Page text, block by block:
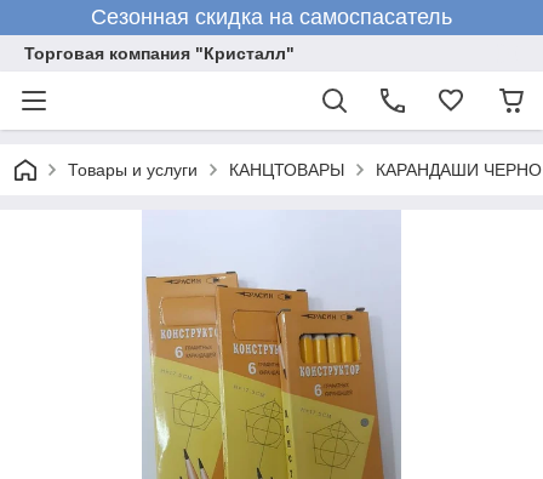
Сезонная скидка на самоспасатель
Торговая компания "Кристалл"
Товары и услуги КАНЦТОВАРЫ КАРАНДАШИ